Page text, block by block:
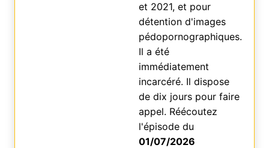
et 2021, et pour
détention d'images
pédopornographiques.
Il a été
immédiatement
incarcéré. Il dispose
de dix jours pour faire
appel. Réécoutez
l'épisode du
01/07/2026